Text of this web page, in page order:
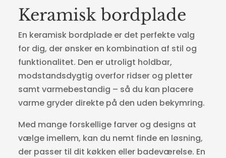
Keramisk bordplade
En keramisk bordplade er det perfekte valg
for dig, der ønsker en kombination af stil og
funktionalitet. Den er utroligt holdbar,
modstandsdygtig overfor ridser og pletter
samt varmebestandig – så du kan placere
varme gryder direkte på den uden bekymring.
Med mange forskellige farver og designs at
vælge imellem, kan du nemt finde en løsning,
der passer til dit køkken eller badeværelse. En